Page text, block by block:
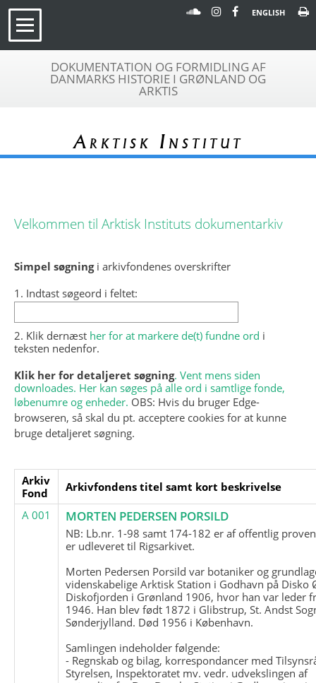
ENGLISH
DOKUMENTATION OG FORMIDLING AF
DANMARKS HISTORIE I GRØNLAND OG
ARKTIS
Arktisk Institut
Velkommen til Arktisk Instituts dokumentarkiv
Simpel søgningi arkivfondenes overskrifter
1. Indtast søgeord i feltet:
2. Klik dernæst her for at markere de(t) fundne ord i
teksten nedenfor.
Klik her for detaljeret søgning. Vent mens siden
downloades. Her kan søges på alle ord i samtlige fonde,
løbenumre og enheder. OBS: Hvis du bruger Edge-
browseren, så skal du pt. acceptere cookies for at kunne
bruge detaljeret søgning.
Arkiv
Fond
Arkivfondens titel samt kort beskrivelse
A 001
MORTEN PEDERSEN PORSILD
NB: Lb.nr. 1-98 samt 174-182 er af offentlig
er udleveret til Rigsarkivet.
Morten Pedersen Porsild var botaniker og
videnskabelige Arktisk Station i Godhavn på Disko
Diskofjorden i Grønland 1906, hvor han var leder
1946. Han blev født 1872 i Glibstrup, St. Andst
Sønderjylland. Død 1956 i København.
Samlingen indeholder følgende:
- Regnskab og bilag, korrespondancer med
Styrelsen, Inspektoratet mv. vedr. udvekslingen af